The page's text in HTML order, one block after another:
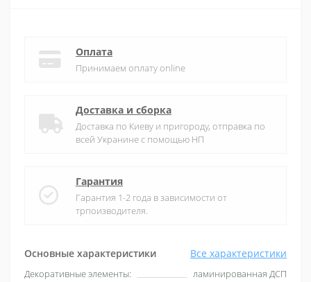
Основные характеристики Все характеристики
Декоративные элементы:
ламинированная ДСП
Оплата
Принимаем оплату online
Доставка и сборка
Доставка по Киеву и пригороду, отправка по
всей Укранине с помощью НП
Гарантия
Гарантия 1-2 года в зависимости от
трпоизводителя.